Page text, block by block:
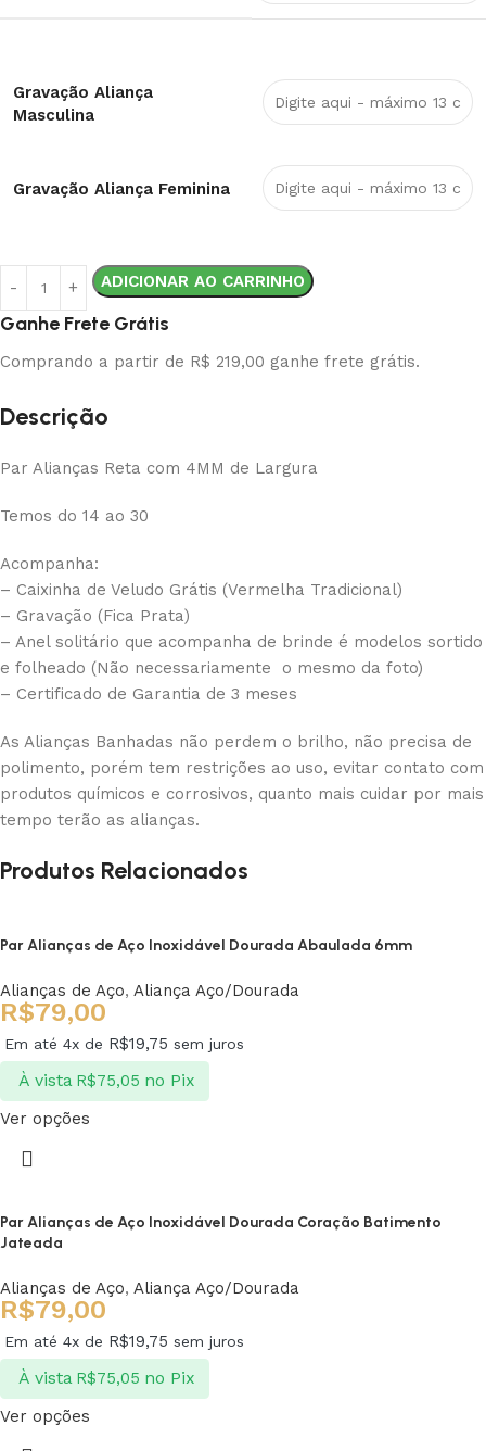
Gravação Aliança
Masculina
Gravação Aliança Feminina
ADICIONAR AO CARRINHO
Ganhe Frete Grátis
Comprando a partir de R$ 219,00 ganhe frete grátis.
Descrição
Par Alianças Reta com 4MM de Largura
Temos do 14 ao 30
Acompanha:
– Caixinha de Veludo Grátis (Vermelha Tradicional)
– Gravação (Fica Prata)
– Anel solitário que acompanha de brinde é modelos sortido
e folheado (Não necessariamente o mesmo da foto)
– Certificado de Garantia de 3 meses
As Alianças Banhadas não perdem o brilho, não precisa de
polimento, porém tem restrições ao uso, evitar contato com
produtos químicos e corrosivos, quanto mais cuidar por mais
tempo terão as alianças.
Produtos Relacionados
Par Alianças de Aço Inoxidável Dourada Abaulada 6mm
Alianças de Aço, Aliança Aço/Dourada
R$79,00
Em até 4x de R$19,75 sem juros
À vista R$75,05 no Pix
Ver opções
Par Alianças de Aço Inoxidável Dourada Coração Batimento
Jateada
Alianças de Aço, Aliança Aço/Dourada
R$79,00
Em até 4x de R$19,75 sem juros
À vista R$75,05 no Pix
Ver opções